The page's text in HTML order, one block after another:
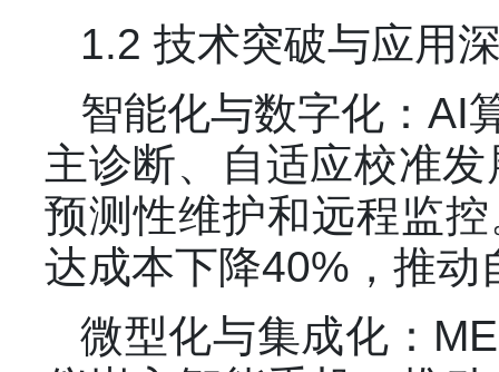
1.2 技术突破与应用
智能化与数字化：AI
主诊断、自适应校准
预测性维护和远程监
达成本下降40%，推动
微型化与集成化：